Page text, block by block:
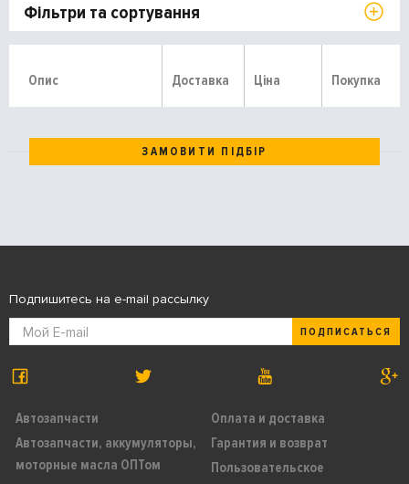
Фільтри та сортування
Опис Доставка Ціна Покупка
ЗАМОВИТИ ПІДБІР
Автозапчасти
Автозапчасти, аккумуляторы,
моторные масла ОПТом
Оплата и доставка
Гарантия и возврат
Пользовательское
Подпишитесь на e-mail рассылку
ПОДПИСАТЬСЯ